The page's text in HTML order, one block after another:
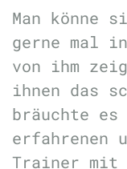
Man könne
gerne mal
von ihm
ihnen das
bräuchte
erfahrenen
Trainer mit